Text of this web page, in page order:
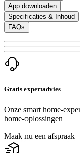
App downloaden
Specificaties & Inhoud
FAQs
Gratis expertadvies
Onze smart home-
home-oplossingen
Maak nu een afspraak